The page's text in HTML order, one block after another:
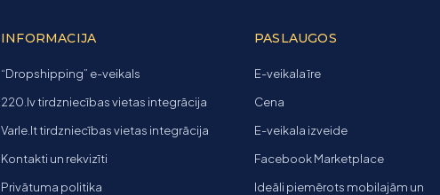
INFORMACIJA
“Dropshipping” e-veikals
220.lv tirdzniecības vietas integrācija
Varle.lt tirdzniecības vietas integrācija
Kontakti un rekvizīti
Privātuma politika
PASLAUGOS
E-veikala īre
Cena
E-veikala izveide
Facebook Marketplace
Ideāli piemērots mobilajām un